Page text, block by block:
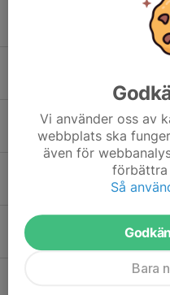
Datum för
"Enorma
30 jul, 11:14
Köp biljett till
29 jul, 12:08
Ha en skön sommar
27 augusti skriver
Vi använder oss av
webbplats ska
även för
förbättra
Så
Bara